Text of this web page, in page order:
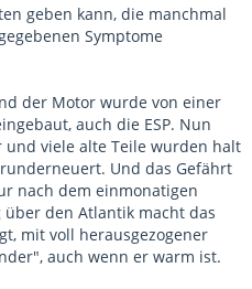
geben kann, die manchmal
Symptome
der Motor wurde von einer
auch die ESP. Nun
viele alte Teile wurden halt
Und das Gefährt
nach dem einmonatigen
den Atlantik macht das
mit voll herausgezogener
auch wenn er warm ist.